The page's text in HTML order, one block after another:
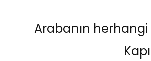
Arabanın